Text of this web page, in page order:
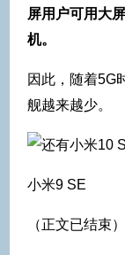
屏用户可用大
机。
因此，随着5G
舰越来越少。
小米9 SE
（正文已结束）